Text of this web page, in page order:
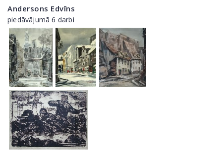
Andersons Edvīns
piedāvājumā 6 darbi